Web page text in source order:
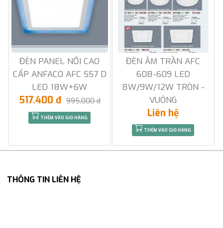
ĐÈN PANEL NỔI CAO
CẤP ANFACO AFC 557 D
LED 18W+6W
517.400 đ 995.000 đ
THÊM VÀO GIỎ HÀNG
ĐÈN ÂM TRẦN AFC
608-609 LED
8W/9W/12W TRÒN -
VUÔNG
Liên hệ
THÊM VÀO GIỎ HÀNG
THÔNG TIN LIÊN HỆ